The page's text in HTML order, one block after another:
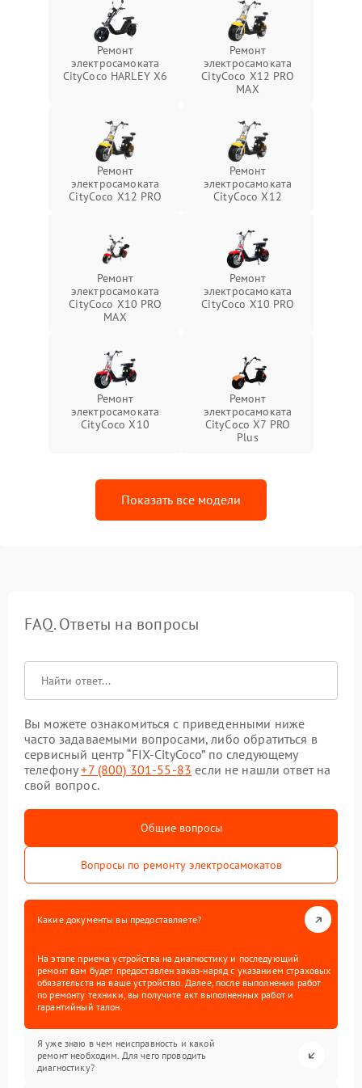
Ремонт
электросамоката
CityCoco HARLEY X6
Ремонт
электросамоката
CityCoco X12 PRO
MAX
Ремонт
электросамоката
CityCoco X12 PRO
Ремонт
электросамоката
CityCoco X12
Ремонт
электросамоката
CityCoco X10 PRO
MAX
Ремонт
электросамоката
CityCoco X10 PRO
Ремонт
электросамоката
CityCoco X10
Ремонт
электросамоката
CityCoco X7 PRO
Plus
Показать все модели
FAQ. Ответы на вопросы
Вы можете ознакомиться с приведенными ниже
часто задаваемыми вопросами, либо обратиться в
сервисный центр “FIX-CityCoco” по следующему
телефону+7 (800) 301-55-83 если не нашли ответ на
свой вопрос.
Общие вопросы
Вопросы по ремонту электросамокатов
Какие документы вы предоставляете?
На этапе приема устройства на диагностику и последующий
ремонт вам будет предоставлен заказ-наряд с указанием страховых
обязательств на ваше устройство. Далее, после выполнения работ
по ремонту техники, вы получите акт выполненных работ и
гарантийный талон.
Я уже знаю в чем неисправность и какой
ремонт необходим. Для чего проводить
диагностику?